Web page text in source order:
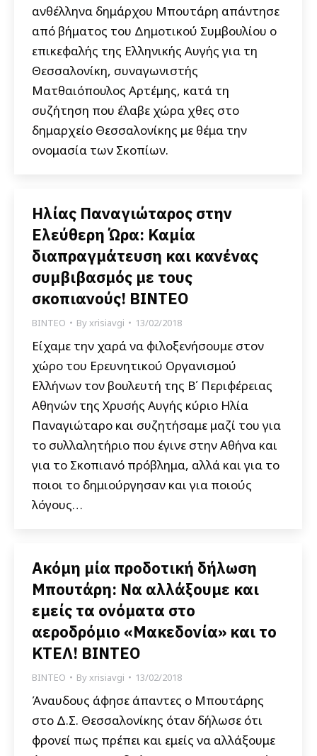
ανθέλληνα δημάρχου Μπουτάρη απάντησε
από βήματος του Δημοτικού Συμβουλίου ο
επικεφαλής της Ελληνικής Αυγής για τη
Θεσσαλονίκη, συναγωνιστής
Ματθαιόπουλος Αρτέμης, κατά τη
συζήτηση που έλαβε χώρα χθες στο
δημαρχείο Θεσσαλονίκης με θέμα την
ονομασία των Σκοπίων.
Ηλίας Παναγιώταρος στην
Ελεύθερη Ώρα: Καμία
διαπραγμάτευση και κανένας
συμβιβασμός με τους
σκοπιανούς! ΒΙΝΤΕΟ
ΒΙΝΤΕΟ Byxrisiavgi 13/02/2018
Είχαμε την χαρά να φιλοξενήσουμε στον
χώρο του Ερευνητικού Οργανισμού
Ελλήνων τον βουλευτή της Β΄ Περιφέρειας
Αθηνών της Χρυσής Αυγής κύριο Ηλία
Παναγιώταρο και συζητήσαμε μαζί του για
το συλλαλητήριο που έγινε στην Αθήνα και
για το Σκοπιανό πρόβλημα, αλλά και για το
ποιοι το δημιούργησαν και για ποιούς
λόγους…
Ακόμη μία προδοτική δήλωση
Μπουτάρη: Να αλλάξουμε και
εμείς τα ονόματα στο
αεροδρόμιο «Μακεδονία» και το
ΚΤΕΛ! ΒΙΝΤΕΟ
ΒΙΝΤΕΟ Byxrisiavgi 13/02/2018
Άναυδους άφησε άπαντες ο Μπουτάρης
στο Δ.Σ. Θεσσαλονίκης όταν δήλωσε ότι
φρονεί πως πρέπει και εμείς να αλλάξουμε